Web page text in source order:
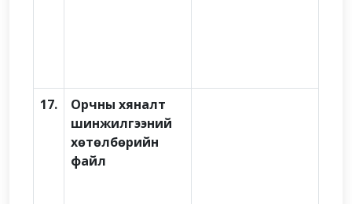
17.
Орчны хяналт
шинжилгээний
хөтөлбөрийн
файл